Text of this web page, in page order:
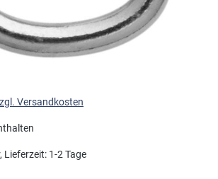
Versandkosten
1-2 Tage